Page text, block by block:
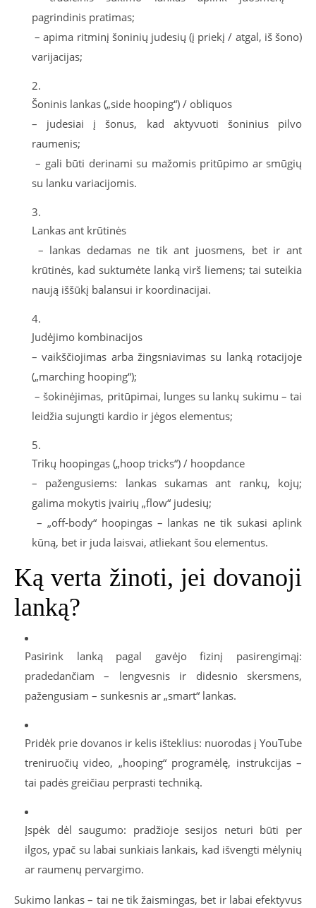
pagrindinis pratimas;
– apima ritminį šoninių judesių (į priekį / atgal, iš šono)
varijacijas;
Šoninis lankas („side hooping“) / obliquos
– judesiai į šonus, kad aktyvuoti šoninius pilvo
raumenis;
– gali būti derinami su mažomis pritūpimo ar smūgių
su lanku variacijomis.
Lankas ant krūtinės
– lankas dedamas ne tik ant juosmens, bet ir ant
krūtinės, kad suktumėte lanką virš liemens; tai suteikia
naują iššūkį balansui ir koordinacijai.
Judėjimo kombinacijos
– vaikščiojimas arba žingsniavimas su lanką rotacijoje
(„marching hooping“);
– šokinėjimas, pritūpimai, lunges su lankų sukimu – tai
leidžia sujungti kardio ir jėgos elementus;
Trikų hoopingas („hoop tricks“) / hoopdance
– pažengusiems: lankas sukamas ant rankų, kojų;
galima mokytis įvairių „flow“ judesių;
– „off-body“ hoopingas – lankas ne tik sukasi aplink
kūną, bet ir juda laisvai, atliekant šou elementus.
Ką verta žinoti, jei dovanoji
lanką?
Pasirink lanką pagal gavėjo fizinį pasirengimąį:
pradedančiam – lengvesnis ir didesnio skersmens,
pažengusiam – sunkesnis ar „smart“ lankas.
Pridėk prie dovanos ir kelis išteklius: nuorodas į YouTube
treniruočių video, „hooping“ programėlę, instrukcijas –
tai padės greičiau perprasti techniką.
Įspėk dėl saugumo: pradžioje sesijos neturi būti per
ilgos, ypač su labai sunkiais lankais, kad išvengti mėlynių
ar raumenų pervargimo.
Sukimo lankas – tai ne tik žaismingas, bet ir labai efektyvus